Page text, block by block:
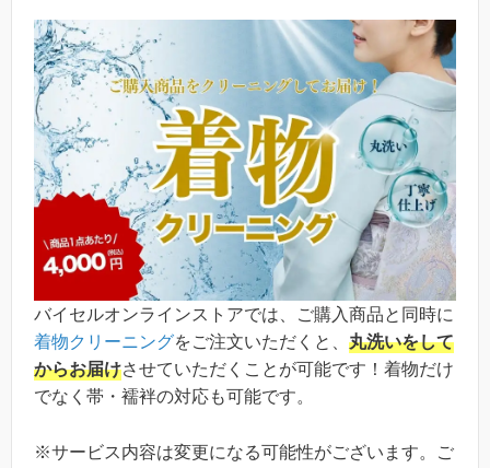
バイセルオンラインストアでは、ご購入商品と同時に
着物クリーニングをご注文いただくと、 丸洗いをして
からお届けさせていただくことが可能です！着物だけ
でなく帯・襦袢の対応も可能です。
※サービス内容は変更になる可能性がございます。ご